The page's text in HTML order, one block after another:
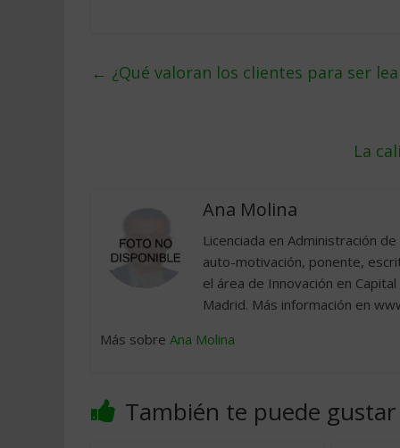
← ¿Qué valoran los clientes para ser
La
Ana Molina
Licenciada en Administración
auto-motivación, ponente,
el área de Innovación en
Madrid. Más información en
Más sobre Ana Molina
También te puede gustar